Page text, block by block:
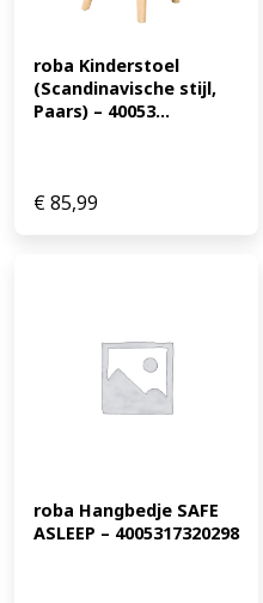
4005317298450
roba Kinderstoel
(Scandinavische stijl,
Paars) – 40053...
€85,99
roba Hangbedje SAFE
ASLEEP – 4005317320298